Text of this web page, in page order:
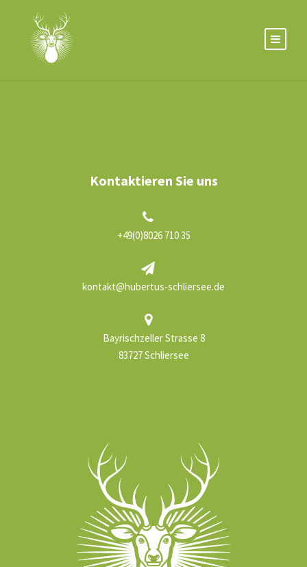
Kontaktieren Sie uns
+49(0)8026 710 35
kontakt@hubertus-schliersee.de
Bayrischzeller Strasse 8
83727 Schliersee